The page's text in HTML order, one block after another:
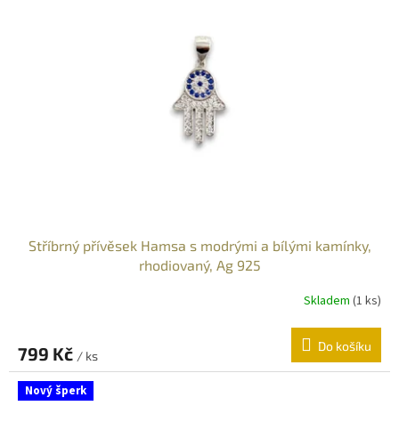
Stříbrný přívěsek Hamsa s modrými a bílými kamínky,
rhodiovaný, Ag 925
Skladem (1 ks)
799 Kč / ks
Do košíku
Nový šperk